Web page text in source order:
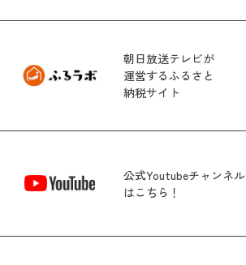
朝日放送テレビが
運営するふるさと
納税サイト
公式Youtubeチャンネル
はこちら！